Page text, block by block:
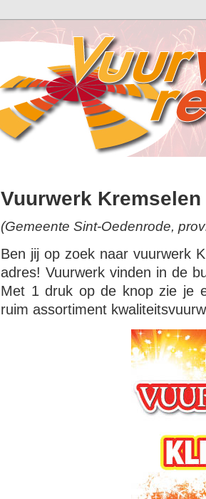
Vuurwerk Kremselen
(Gemeente Sint-Oedenrode,
Ben jij op zoek naar vuurwerk
adres! Vuurwerk vinden in de
Met 1 druk op de knop zie je
ruim assortiment